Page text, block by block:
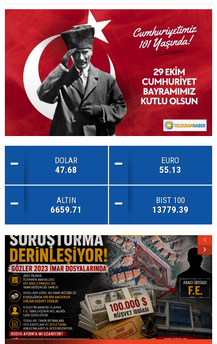
DOLAR
47.68
EURO
55.13
ALTIN
6659.71
BIST 100
13779.39